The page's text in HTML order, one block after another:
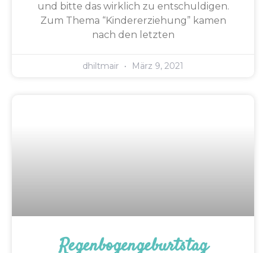
und bitte das wirklich zu entschuldigen.
Zum Thema “Kindererziehung” kamen
nach den letzten
dhiltmair März 9, 2021
Regenbogengeburtstag